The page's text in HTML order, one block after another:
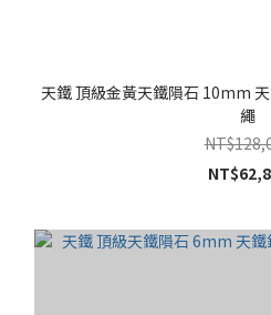
天鐵 頂級金黃天鐵隕石 10mm
繩